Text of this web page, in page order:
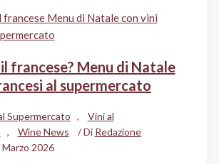
francese? Menu di Natale
al supermercato
Supermercato ,
Vini al
, Wine News / Di Redazione
Marzo 2026